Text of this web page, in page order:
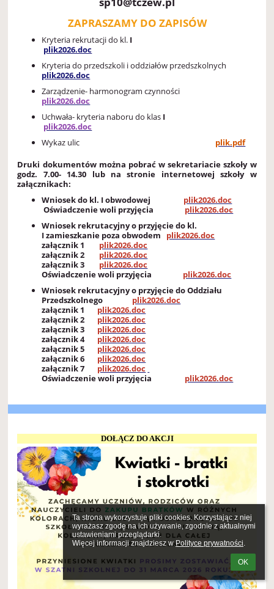
Ta strona wykorzystuje pliki cookies. Korzystając z niej
wyrażasz zgodę na ich używanie, zgodnie z aktualnymi
ustawieniami przeglądarki.
Więcej informacji znajdziesz w Polityce prywatności.
OK
ZAPRASZAMY DO ZAPISÓW
Kryteria rekrutacji do kl. I
plik2026.doc
Kryteria do przedszkoli i oddziałów przedszkolnych
plik2026.doc
Zarządzenie- harmonogram czynności
plik2026.doc
Uchwała- kryteria naboru do klas I
plik2026.doc
Wykaz ulic plik.pdf
Druki dokumentów można pobrać w sekretariacie szkoły w
godz. 7.00- 14.30 lub na stronie internetowej szkoły w
załącznikach:
Wniosek do kl. I obwodowej
plik2026.doc
Oświadczenie woli przyjęcia
plik2026.doc
Wniosek rekrutacyjny o przyjęcie do kl.
I zamieszkanie poza obwodem plik2026.doc
załącznik 1
plik2026.doc
załącznik 2 plik2026.doc
załącznik 3
plik2026.doc
Oświadczenie woli przyjęcia
plik2026.doc
Wniosek rekrutacyjny o przyjęcie do Oddziału
Przedszkolnego
plik2026.doc
załącznik 1
plik2026.doc
załącznik 2
plik2026.doc
załącznik 3
plik2026.doc
załącznik 4
plik2026.doc
załącznik 5
plik2026.doc
załącznik 6
plik2026.doc
załącznik 7
plik2026.doc
Oświadczenie woli przyjęcia
plik2026.doc
DOŁĄCZ DO AKCJI